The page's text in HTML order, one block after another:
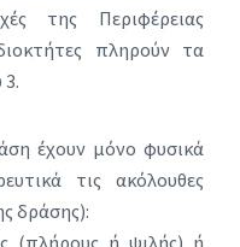
της Περιφέρειας
πληρούν τα
έχουν μόνο φυσικά
τις ακόλουθες
δράσης):
(πλήρους ή ψιλής) ή